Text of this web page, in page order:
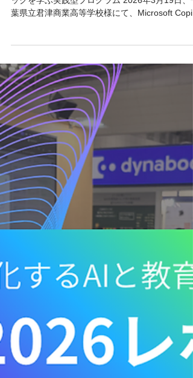
Copilot を活用し、著作権・肖像権・ファクトチ
た。 本ワークショップの目的は、生成AIを「便利
な道具」として体験するだけではありません。生
徒が著作権・肖像権・フェイク画像・情報の真偽
確認といった現代的な課題を理解し、ルールを守
りながら創造的にAIを活用できる力を育てること
を目指しました。 生成AIは、文章作成、画像生
成、プログラミング、アイデア整理など、学習や
進路探究の可能性を広げる技術です。 一方で、
存キャラクター、著名人、友人の写真、学校内の
情報などを不用意に扱うと、本人に悪意がなくて
もトラブルにつながる可能性があります。 そこ
今回の研修では、AI活用の「楽しさ」と「注意す
べき判断基準」をセットで学ぶ構成にしました。
研修のねらい 今回のプログラムでは、主に次の4
への配慮を、具